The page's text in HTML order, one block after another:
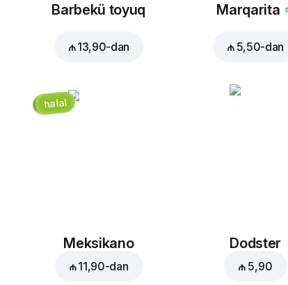
Barbekü toyuq
₼ 13,90-dan
Marqarita
₼ 5,50-dan
halal
Meksikano
₼ 11,90-dan
Dodster
₼ 5,90